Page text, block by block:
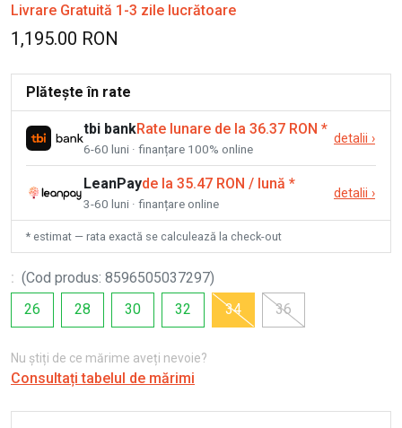
Livrare Gratuită 1-3 zile lucrătoare
1,195.00 RON
Plătește în rate
tbi bankRate lunare de la 36.37 RON *
6-60 luni · finanțare 100% online
detalii ›
LeanPayde la 35.47 RON / lună *
3-60 luni · finanțare online
detalii ›
* estimat — rata exactă se calculează la check-out
: (Cod produs: 8596505037297)
26
28 30 32 34 36
Nu știți de ce mărime aveți nevoie?
Consultați tabelul de mărimi